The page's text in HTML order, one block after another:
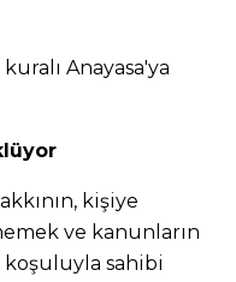
Anayasa'ya
kişiye
ve kanunların
koşuluyla sahibi